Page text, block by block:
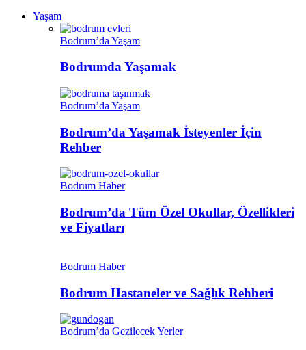
Yaşam
Bodrum’da Yaşam
Bodrumda Yaşamak
Bodrum’da Yaşam
Bodrum’da Yaşamak İsteyenler İçin
Rehber
Bodrum Haber
Bodrum’da Tüm Özel Okullar, Özellikleri
ve Fiyatları
Bodrum Haber
Bodrum Hastaneler ve Sağlık Rehberi
Bodrum’da Gezilecek Yerler